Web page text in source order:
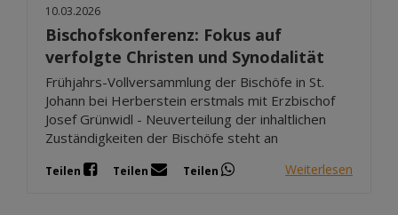
10.03.2026
Bischofskonferenz: Fokus auf
verfolgte Christen und Synodalität
Frühjahrs-Vollversammlung der Bischöfe in St.
Johann bei Herberstein erstmals mit Erzbischof
Josef Grünwidl - Neuverteilung der inhaltlichen
Zuständigkeiten der Bischöfe steht an
Teilen Teilen Teilen Weiterlesen